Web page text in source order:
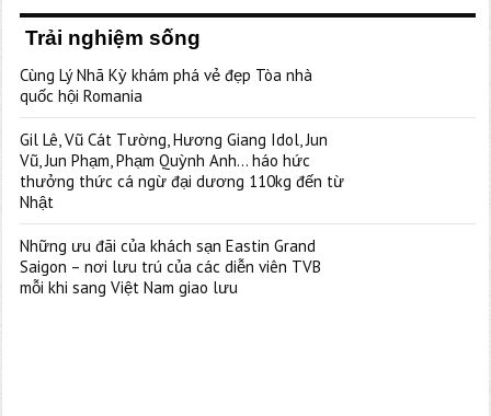
Trải nghiệm sống
Cùng Lý Nhã Kỳ khám phá vẻ đẹp Tòa nhà
quốc hội Romania
Gil Lê, Vũ Cát Tường, Hương Giang Idol, Jun
Vũ, Jun Phạm, Phạm Quỳnh Anh… háo hức
thưởng thức cá ngừ đại dương 110kg đến từ
Nhật
Những ưu đãi của khách sạn Eastin Grand
Saigon – nơi lưu trú của các diễn viên TVB
mỗi khi sang Việt Nam giao lưu